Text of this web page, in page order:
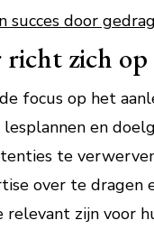
succes door
zich op
focus op het
en
te
over te dragen
relevant zijn voor